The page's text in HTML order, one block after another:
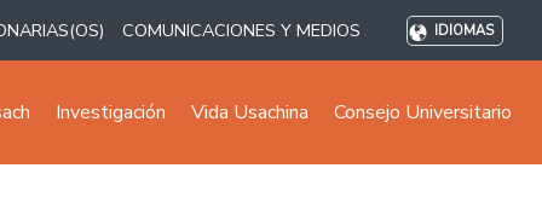
COMUNICACIONES Y MEDIOS IDIOMAS
Investigación Vida Usachina Consejo Universitario